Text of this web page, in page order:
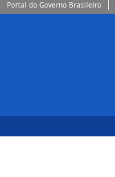
Portal do Governo Brasileiro